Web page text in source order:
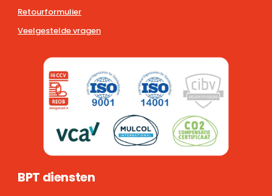
Retourformulier
Veelgestelde vragen
BPT diensten